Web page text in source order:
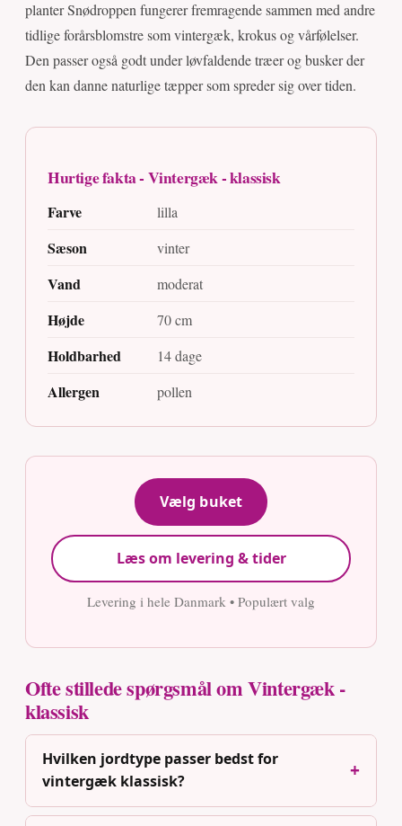
planter Snødroppen fungerer fremragende sammen med andre
tidlige forårsblomstre som vintergæk, krokus og vårfølelser.
Den passer også godt under løvfaldende træer og busker der
den kan danne naturlige tæpper som spreder sig over tiden.
Hurtige fakta - Vintergæk - klassisk
Farve lilla
Sæson vinter
Vand moderat
Højde 70 cm
Holdbarhed 14 dage
Allergen pollen
Vælg buket
Læs om levering & tider
Levering i hele Danmark • Populært valg
Ofte stillede spørgsmål om Vintergæk -
klassisk
Hvilken jordtype passer bedst for
vintergæk klassisk?